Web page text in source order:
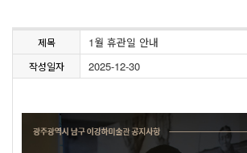
제목 1월 휴관일 안내
작성일자 2025-12-30